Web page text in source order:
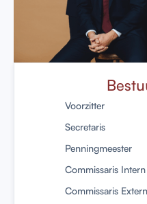
Voorzitter
Secretaris
Penningmeester
Commissaris Intern
Commissaris Extern